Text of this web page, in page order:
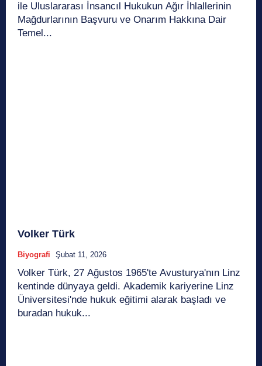
ile Uluslararası İnsancıl Hukukun Ağır İhlallerinin
Mağdurlarının Başvuru ve Onarım Hakkına Dair
Temel...
Volker Türk
Biyografi Şubat 11, 2026
Volker Türk, 27 Ağustos 1965'te Avusturya'nın Linz
kentinde dünyaya geldi. Akademik kariyerine Linz
Üniversitesi'nde hukuk eğitimi alarak başladı ve
buradan hukuk...